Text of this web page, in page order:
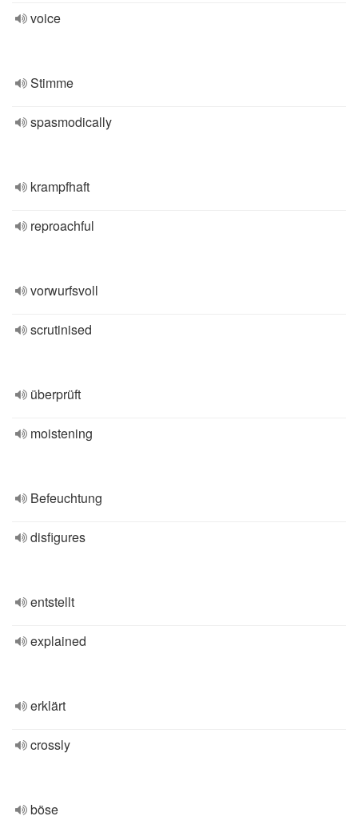
voice
Stimme
spasmodically
krampfhaft
reproachful
vorwurfsvoll
scrutinised
überprüft
moistening
Befeuchtung
disfigures
entstellt
explained
erklärt
crossly
böse